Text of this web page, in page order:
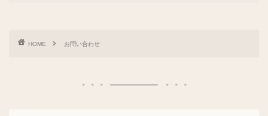
HOME お問い合わせ